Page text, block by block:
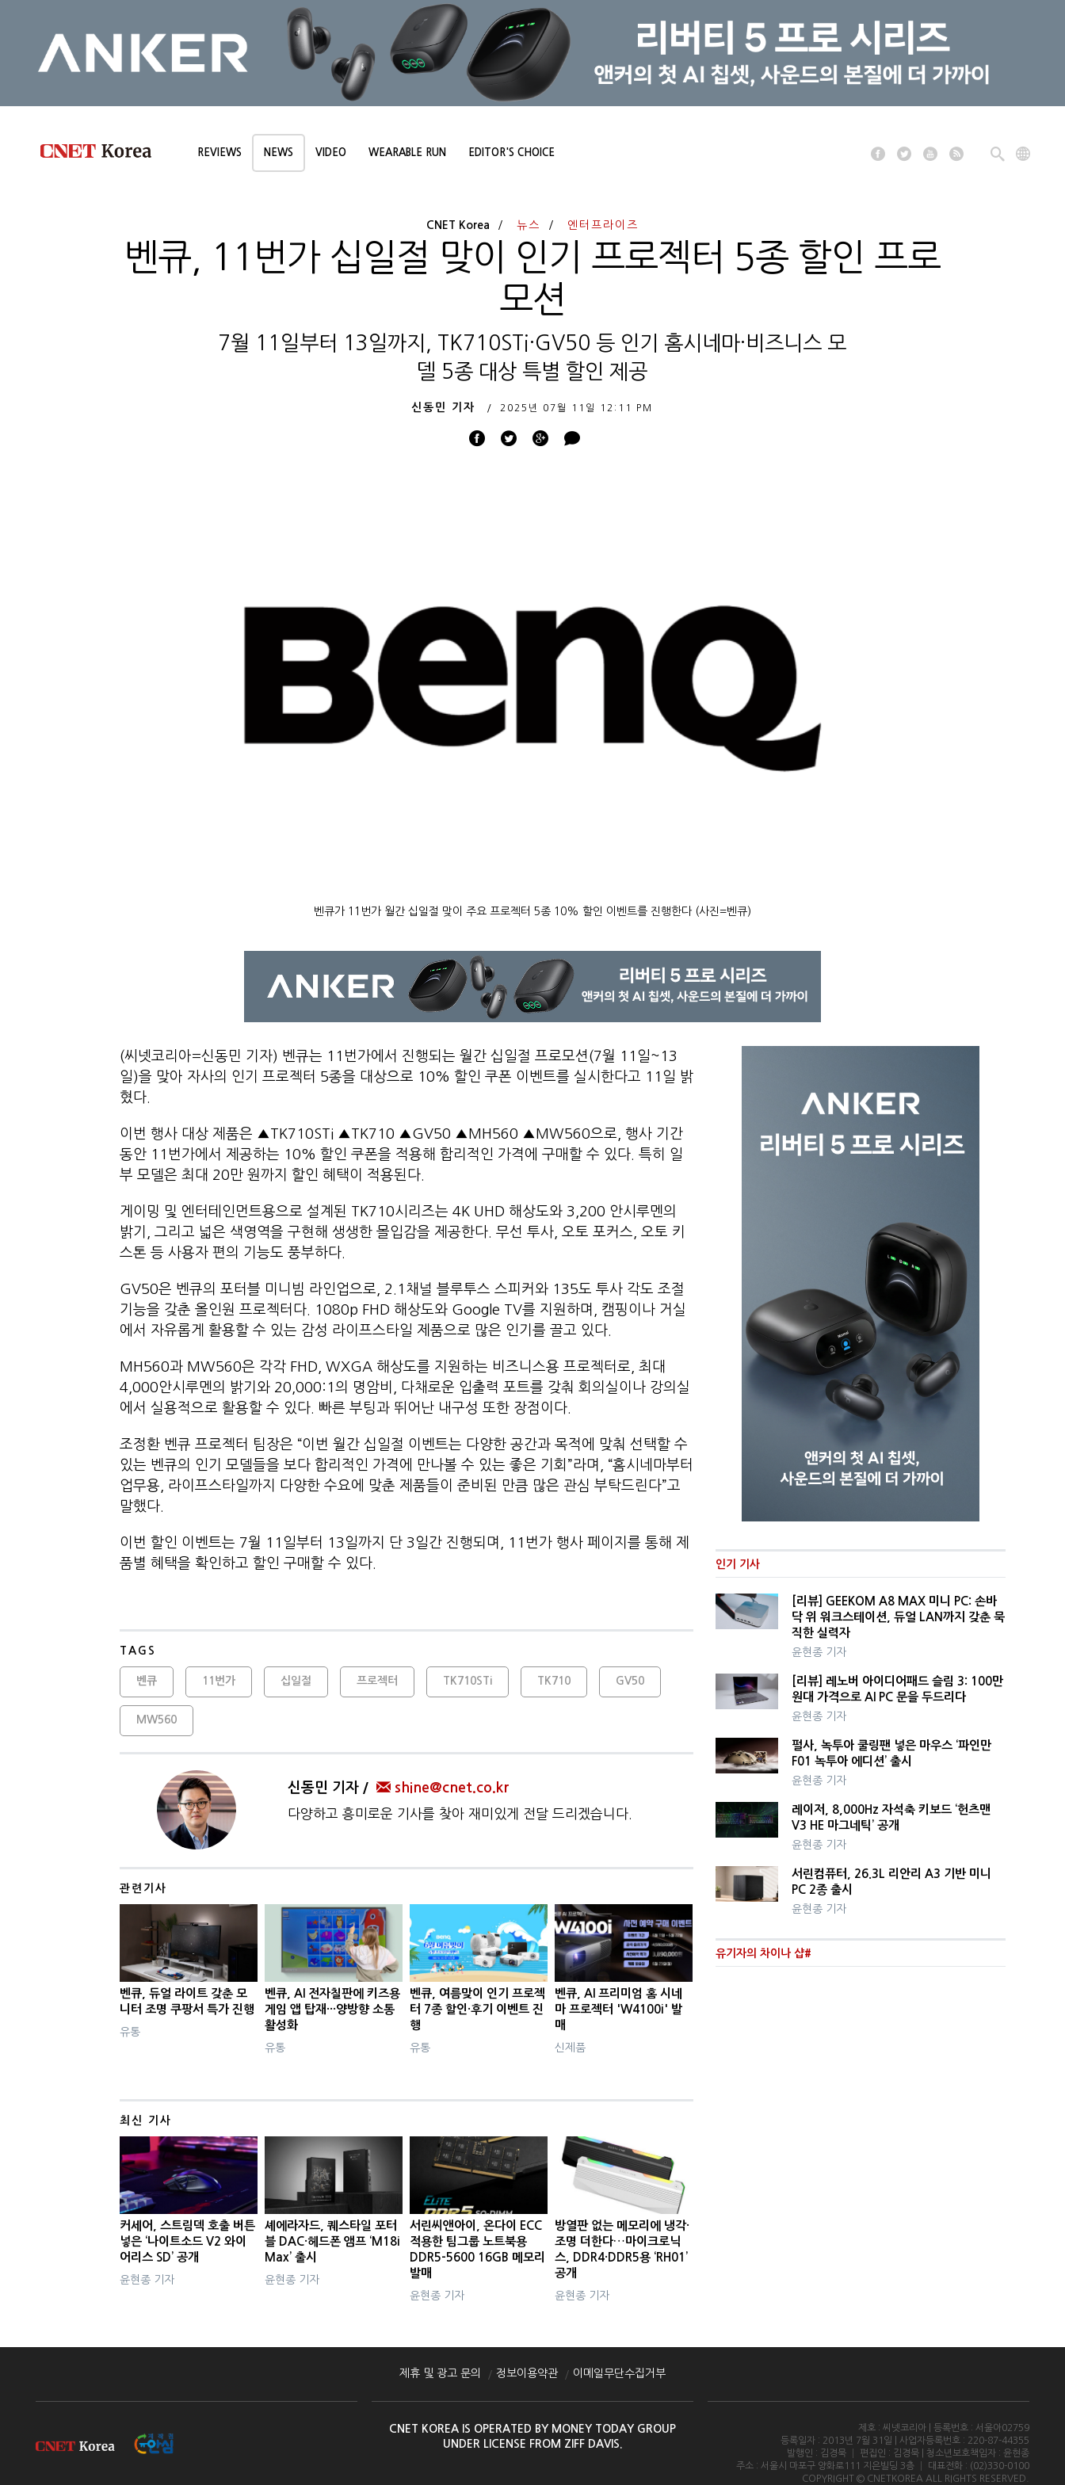
REVIEWS NEWS VIDEO WEARABLE RUN EDITOR'S CHOICE
CNET Korea 뉴스 엔터프라이즈
벤큐, 11번가 십일절 맞이 인기 프로젝터 5종 할인 프로
모션
7월 11일부터 13일까지, TK710STi·GV50 등 인기 홈시네마·비즈니스 모
델 5종 대상 특별 할인 제공
신동민 기자 2025년 07월 11일 12:11 PM
벤큐가 11번가 월간 십일절 맞이 주요 프로젝터 5종 10% 할인 이벤트를 진행한다 (사진=벤큐)
(씨넷코리아=신동민 기자) 벤큐는 11번가에서 진행되는 월간 십일절 프로모션(7월 11일~13
일)을 맞아 자사의 인기 프로젝터 5종을 대상으로 10% 할인 쿠폰 이벤트를 실시한다고 11일 밝
혔다.
이번 행사 대상 제품은 ▲TK710STi ▲TK710 ▲GV50 ▲MH560 ▲MW560으로, 행사 기간
동안 11번가에서 제공하는 10% 할인 쿠폰을 적용해 합리적인 가격에 구매할 수 있다. 특히 일
부 모델은 최대 20만 원까지 할인 혜택이 적용된다.
게이밍 및 엔터테인먼트용으로 설계된 TK710시리즈는 4K UHD 해상도와 3,200 안시루멘의
밝기, 그리고 넓은 색영역을 구현해 생생한 몰입감을 제공한다. 무선 투사, 오토 포커스, 오토 키
스톤 등 사용자 편의 기능도 풍부하다.
GV50은 벤큐의 포터블 미니빔 라인업으로, 2.1채널 블루투스 스피커와 135도 투사 각도 조절
기능을 갖춘 올인원 프로젝터다. 1080p FHD 해상도와 Google TV를 지원하며, 캠핑이나 거실
에서 자유롭게 활용할 수 있는 감성 라이프스타일 제품으로 많은 인기를 끌고 있다.
MH560과 MW560은 각각 FHD, WXGA 해상도를 지원하는 비즈니스용 프로젝터로, 최대
4,000안시루멘의 밝기와 20,000:1의 명암비, 다채로운 입출력 포트를 갖춰 회의실이나 강의실
에서 실용적으로 활용할 수 있다. 빠른 부팅과 뛰어난 내구성 또한 장점이다.
조정환 벤큐 프로젝터 팀장은 “이번 월간 십일절 이벤트는 다양한 공간과 목적에 맞춰 선택할 수
있는 벤큐의 인기 모델들을 보다 합리적인 가격에 만나볼 수 있는 좋은 기회”라며, “홈시네마부터
업무용, 라이프스타일까지 다양한 수요에 맞춘 제품들이 준비된 만큼 많은 관심 부탁드린다”고
말했다.
이번 할인 이벤트는 7월 11일부터 13일까지 단 3일간 진행되며, 11번가 행사 페이지를 통해 제
품별 혜택을 확인하고 할인 구매할 수 있다.
TAGS
벤큐 11번가 십일절 프로젝터 TK710STi TK710 GV50
MW560
신동민 기자 shine@cnet.co.kr
다양하고 흥미로운 기사를 찾아 재미있게 전달 드리겠습니다.
관련기사
벤큐, 듀얼 라이트 갖춘 모
니터 조명 쿠팡서 특가 진행
유통
벤큐, AI 전자칠판에 키즈용
게임 앱 탑재···양방향 소통
활성화
유통
벤큐, 여름맞이 인기 프로젝
터 7종 할인·후기 이벤트 진
행
유통
벤큐, AI 프리미엄 홈 시네
마 프로젝터 'W4100i' 발
매
신제품
최신 기사
커세어, 스트림덱 호출 버튼
넣은 ‘나이트소드 V2 와이
어리스 SD’ 공개
윤현종 기자
셰에라자드, 퀘스타일 포터
블 DAC·헤드폰 앰프 ‘M18i
Max’ 출시
윤현종 기자
서린씨앤아이, 온다이 ECC
적용한 팀그룹 노트북용
DDR5-5600 16GB 메모리
발매
윤현종 기자
방열판 없는 메모리에 냉각·
조명 더한다…마이크로닉
스, DDR4·DDR5용 ‘RH01’
공개
윤현종 기자
인기 기사
[리뷰] GEEKOM A8 MAX 미니 PC: 손바
닥 위 워크스테이션, 듀얼 LAN까지 갖춘 묵
직한 실력자
윤현종 기자
[리뷰] 레노버 아이디어패드 슬림 3: 100만
원대 가격으로 AI PC 문을 두드리다
윤현종 기자
펄사, 녹투아 쿨링팬 넣은 마우스 ‘파인만
F01 녹투아 에디션’ 출시
윤현종 기자
레이저, 8,000Hz 자석축 키보드 ‘헌츠맨
V3 HE 마그네틱’ 공개
윤현종 기자
서린컴퓨터, 26.3L 리안리 A3 기반 미니
PC 2종 출시
윤현종 기자
유기자의 차이나 샵#
제휴 및 광고 문의 정보이용약관 이메일무단수집거부
CNET KOREA IS OPERATED BY MONEY TODAY GROUP
UNDER LICENSE FROM ZIFF DAVIS.
제호 : 씨넷코리아 | 등록번호 : 서울아02759
등록일자 : 2013년 7월 31일 | 사업자등록번호 : 220-87-44355
발행인 : 김경묵 │ 편집인 : 김경묵 | 청소년보호책임자 : 윤현종
주소 : 서울시 마포구 양화로111 지은빌딩 3층 │ 대표전화 : (02)330-0100
COPYRIGHT © CNETKOREA ALL RIGHTS RESERVED.